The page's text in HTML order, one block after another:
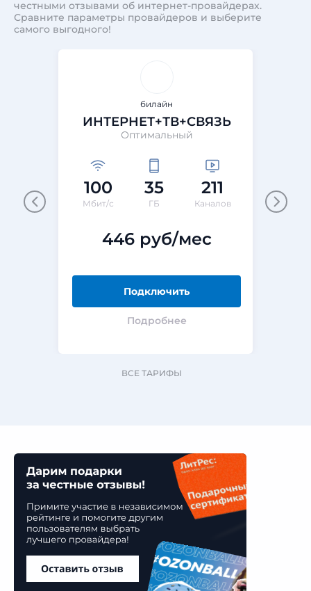
честными отзывами об интернет-провайдерах.
Сравните параметры провайдеров и выберите
самого выгодного!
билайн
ИНТЕРНЕТ+ТВ+СВЯЗЬ
Оптимальный
100
Мбит/с
35
ГБ
211
Каналов
446 руб/мес
Подключить
Подробнее
ВСЕ ТАРИФЫ